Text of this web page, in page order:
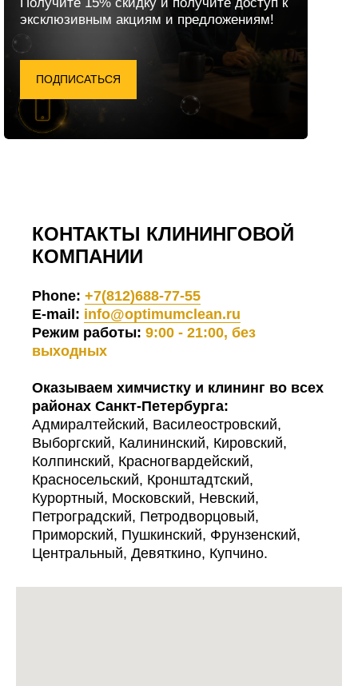
эксклюзивным акциям и предложениям!
ПОДПИСАТЬСЯ
КОНТАКТЫ КЛИНИНГОВОЙ
КОМПАНИИ
Phone: +7(812)688-77-55
E-mail: info@optimumclean.ru
Режим работы: 9:00 - 21:00, без
выходных
Оказываем химчистку и клининг во всех
районах Санкт-Петербурга:
Адмиралтейский, Василеостровский,
Выборгский, Калининский, Кировский,
Колпинский, Красногвардейский,
Красносельский, Кронштадтский,
Курортный, Московский, Невский,
Петроградский, Петродворцовый,
Приморский, Пушкинский, Фрунзенский,
Центральный, Девяткино, Купчино.